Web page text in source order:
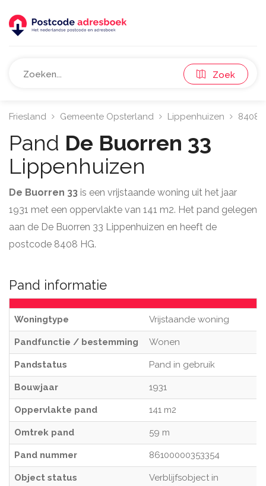
Zoek
Friesland Gemeente Opsterland Lippenhuizen 8408
Pand De Buorren 33
Lippenhuizen
De Buorren 33 is een vrijstaande woning uit het jaar
1931 met een oppervlakte van 141 m2. Het pand gelegen
aan de De Buorren 33 Lippenhuizen en heeft de
postcode 8408 HG.
Pand informatie
Woningtype Vrijstaande woning
Pandfunctie / bestemming Wonen
Pandstatus Pand in gebruik
Bouwjaar 1931
Oppervlakte pand 141 m2
Omtrek pand 59 m
Pand nummer 86100000353354
Object status
Verblijfsobject in